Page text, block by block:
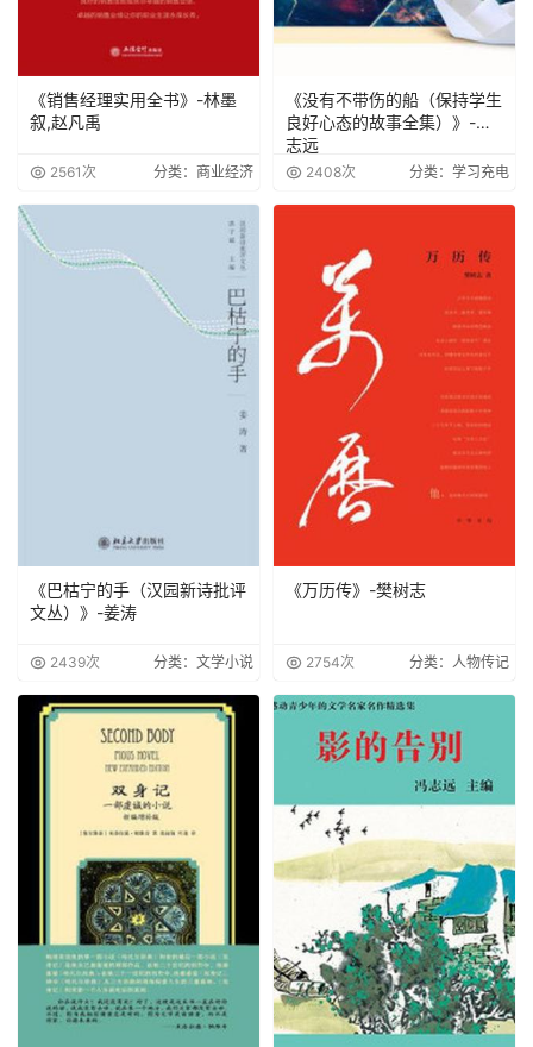
《销售经理实用全书》-林墨
叙,赵凡禹
2561次 分类：商业经济
《没有不带伤的船（保持学生
良好心态的故事全集）》-冯
志远
2408次 分类：学习充电
《巴枯宁的手（汉园新诗批评
文丛）》-姜涛
2439次 分类：文学小说
《万历传》-樊树志
2754次 分类：人物传记